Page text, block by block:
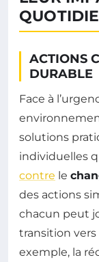
ACTIONS
DURABLE
Face à
solutions
individuelles
contre le
des actions
chacun peut
transition
exemple, la